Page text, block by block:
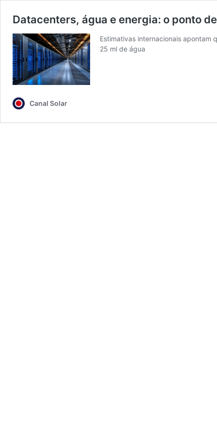
Datacenters, água e energia: o ponto
Estimativas internacionais apontam
25 ml de água
Canal Solar